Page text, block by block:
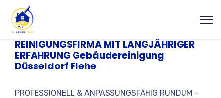
REINIGUNGSFIRMA MIT LANGJÄHRIGER
ERFAHRUNG Gebäudereinigung
Düsseldorf Flehe
PROFESSIONELL & ANPASSUNGSFÄHIG RUNDUM –